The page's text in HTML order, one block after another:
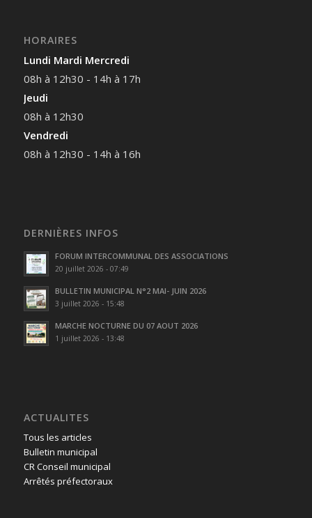
HORAIRES
Lundi Mardi Mercredi
08h à 12h30 - 14h à 17h
Jeudi
08h à 12h30
Vendredi
08h à 12h30 - 14h à 16h
DERNIÈRES INFOS
FORUM INTERCOMMUNAL DES ASSOCIATIONS
20 juillet 2026 - 07:49
BULLETIN MUNICIPAL N°2 MAI- JUIN 2026
3 juillet 2026 - 15:48
MARCHE NOCTURNE DU 07 AOUT 2026
1 juillet 2026 - 13:48
ACTUALITES
Tous les articles
Bulletin municipal
CR Conseil municipal
Arrêtés préfectoraux